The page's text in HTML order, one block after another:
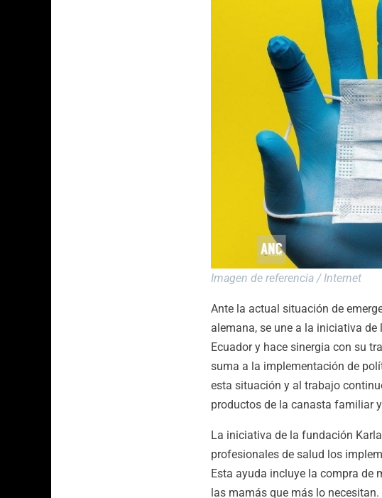
Imagen de referencia / Internet
Ante la actual situación de
alemana, se une a la iniciativa
Ecuador y hace sinergia con su
suma a la implementación de
esta situación y al trabajo
productos de la canasta familiar
La iniciativa de la fundación
profesionales de salud los
Esta ayuda incluye la compra de
las mamás que más lo